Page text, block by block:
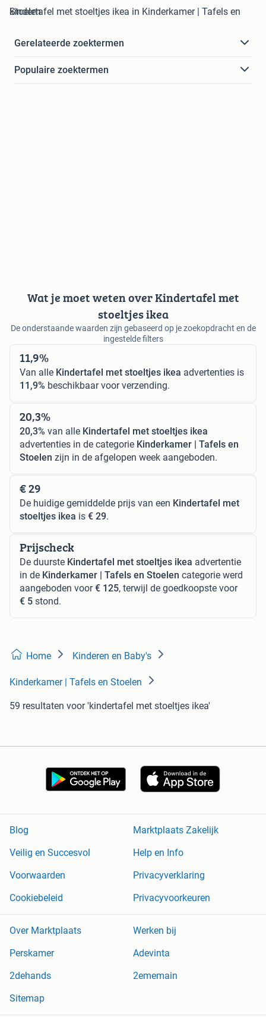
kindertafel met stoeltjes ikea in Kinderkamer | Tafels en Stoelen
Gerelateerde zoektermen
Populaire zoektermen
Wat je moet weten over Kindertafel met
stoeltjes ikea
De onderstaande waarden zijn gebaseerd op je zoekopdracht en de
ingestelde filters
11,9%
Van alle Kindertafel met stoeltjes ikea advertenties is
11,9% beschikbaar voor verzending.
20,3%
20,3% van alle Kindertafel met stoeltjes ikea
advertenties in de categorie Kinderkamer | Tafels en
Stoelen zijn in de afgelopen week aangeboden.
€ 29
De huidige gemiddelde prijs van een Kindertafel met
stoeltjes ikea is € 29.
Prijscheck
De duurste Kindertafel met stoeltjes ikea advertentie
in de Kinderkamer | Tafels en Stoelen categorie werd
aangeboden voor€ 125, terwijl de goedkoopste voor
€ 5 stond.
Home Kinderen en Baby's
Kinderkamer | Tafels en Stoelen
59 resultaten voor 'kindertafel met stoeltjes ikea'
Blog
Marktplaats Zakelijk
Veilig en Succesvol
Help en Info
Voorwaarden
Privacyverklaring
Cookiebeleid
Privacyvoorkeuren
Over Marktplaats
Werken bij
Perskamer
Adevinta
2dehands
2ememain
Sitemap